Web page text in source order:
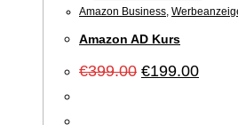
Amazon Business
Amazon AD Kurs
€399.00 Ursprünglicher
Preis
€199.00
Preis